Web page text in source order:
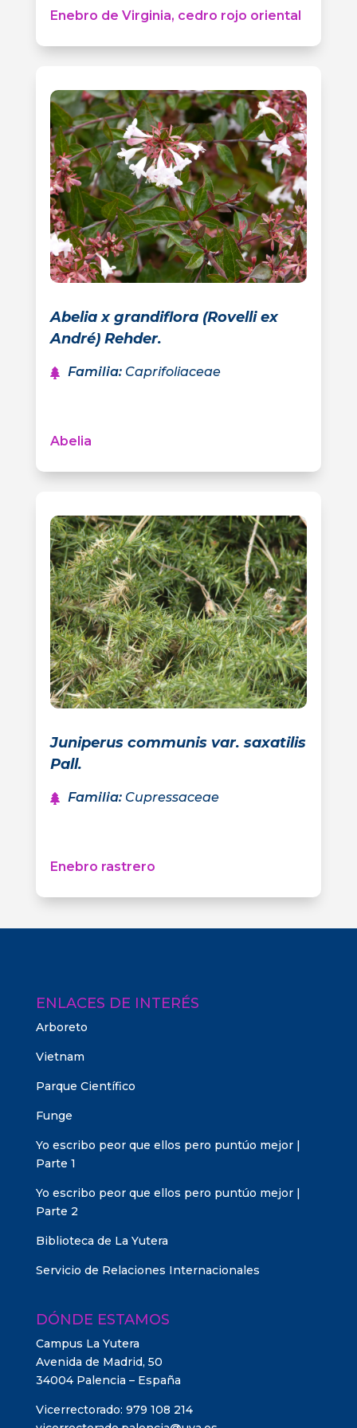
Enebro de Virginia, cedro rojo oriental
Abelia x grandiflora (Rovelli ex
André) Rehder.
Familia: Caprifoliaceae
Abelia
Juniperus communis var. saxatilis
Pall.
Familia: Cupressaceae
Enebro rastrero
ENLACES DE INTERÉS
Arboreto
Vietnam
Parque Científico
Funge
Yo escribo peor que ellos pero puntúo mejor |
Parte 1
Yo escribo peor que ellos pero puntúo mejor |
Parte 2
Biblioteca de La Yutera
Servicio de Relaciones Internacionales
DÓNDE ESTAMOS
Campus La Yutera
Avenida de Madrid, 50
34004 Palencia – España
Vicerrectorado: 979 108 214